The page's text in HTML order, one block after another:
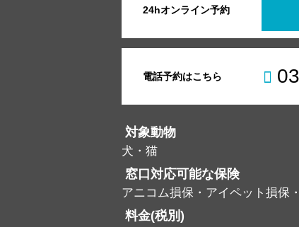
24hオンライン予約
電話予約はこちら
対象動物
犬・猫
窓口対応可能な保険
アニコム損保・アイペット損保
料金(税別)